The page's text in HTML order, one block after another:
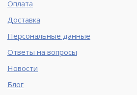
Оплата
Доставка
Персональные данные
Ответы на вопросы
Новости
Блог